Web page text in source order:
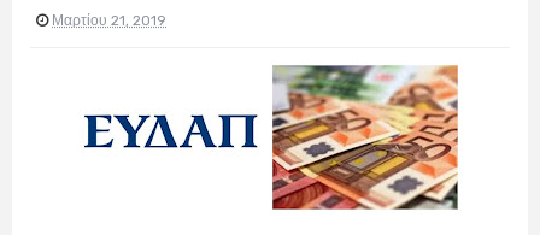
Μαρτίου 21, 2019